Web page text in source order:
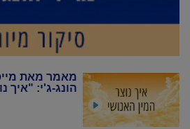
מאמר מאת
הונג-ג'י: "איך